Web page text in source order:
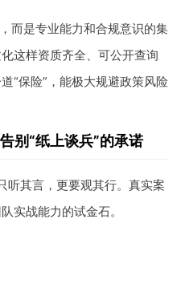
而是专业能力和合规意识的集
这样资质齐全、可公开查询
“保险”，能极大规避政策风险
别“纸上谈兵”的承诺
听其言，更要观其行。真实案
实战能力的试金石。